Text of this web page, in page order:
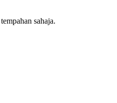
sahaja.